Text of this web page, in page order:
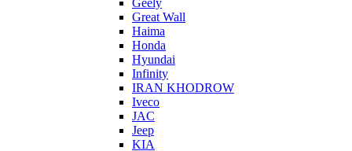
Geely
Great Wall
Haima
Honda
Hyundai
Infinity
IRAN KHODROW
Iveco
JAC
Jeep
KIA